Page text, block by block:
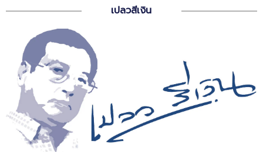
เปลวสีเงิน